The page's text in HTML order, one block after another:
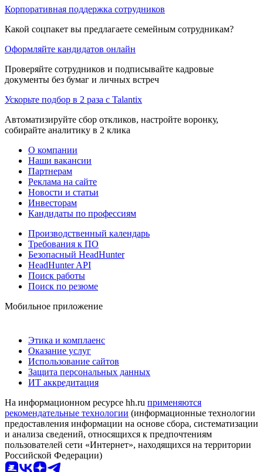
Корпоративная поддержка сотрудников
Какой соцпакет вы предлагаете семейным сотрудникам?
Оформляйте кандидатов онлайн
Проверяйте сотрудников и подписывайте кадровые
документы без бумаг и личных встреч
Ускорьте подбор в 2 раза с Talantix
Автоматизируйте сбор откликов, настройте воронку,
собирайте аналитику в 2 клика
О компании
Наши вакансии
Партнерам
Реклама на сайте
Новости и статьи
Инвесторам
Кандидаты по профессиям
Производственный календарь
Требования к ПО
Безопасный HeadHunter
HeadHunter API
Поиск работы
Поиск по резюме
Мобильное приложение
Этика и комплаенс
Оказание услуг
Использование сайтов
Защита персональных данных
ИТ аккредитация
На информационном ресурсе hh.ru применяются
рекомендательные технологии (информационные технологии
предоставления информации на основе сбора, систематизации
и анализа сведений, относящихся к предпочтениям
пользователей сети «Интернет», находящихся на территории
Российской Федерации)